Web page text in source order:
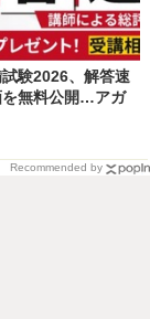
験2026、解答速
を無料公開…アガ
Recommended by